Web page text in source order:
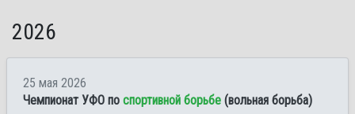
2026
25 мая 2026
Чемпионат УФО по спортивной борьбе (вольная борьба)